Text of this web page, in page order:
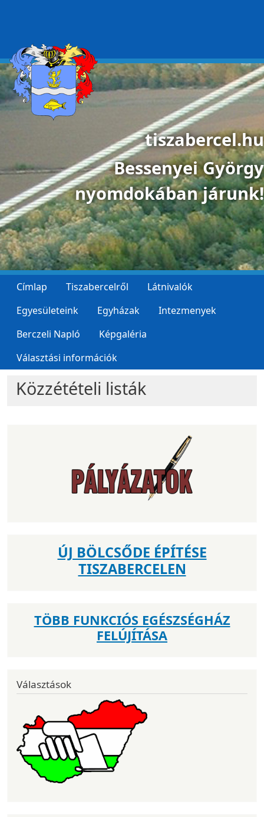
tiszabercel.hu
Bessenyei György
nyomdokában járunk!
Címlap Tiszabercelről
Látnivalók
Egyesületeink
Egyházak
Intezmenyek
Berczeli Napló
Képgaléria
Választási információk
Közzétételi listák
ÚJ BÖLCSŐDE ÉPÍTÉSE
TISZABERCELEN
TÖBB FUNKCIÓS EGÉSZSÉGHÁZ
FELÚJÍTÁSA
Választások